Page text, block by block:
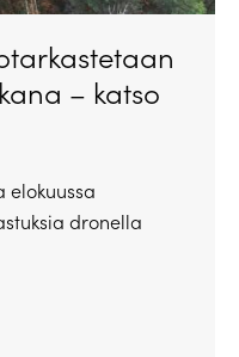
– katso
elokuussa
dronella